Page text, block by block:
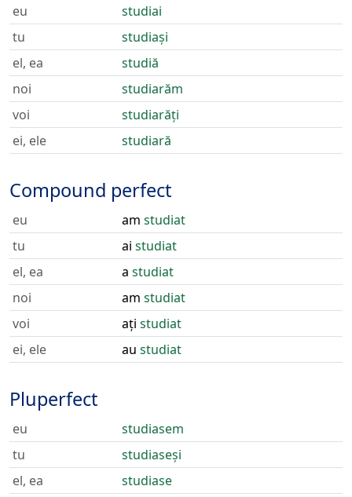
eu
studiai
tu
studiași
el, ea
studiă
noi
studiarăm
voi
studiarăți
ei, ele
studiară
Compound perfect
eu am studiat
tu
ai studiat
el, ea
a studiat
noi
am studiat
voi
ați studiat
ei, ele
au studiat
Pluperfect
eu
studiasem
tu
studiaseși
el, ea
studiase